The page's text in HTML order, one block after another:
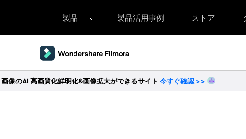
製品
（フィモーラ）
• DVD Memory for
製品活用事例 ストア
画像のAI 高画質化鮮明化&画像拡大ができるサイト 今すぐ確認 >>